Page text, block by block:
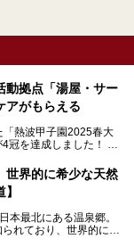
動拠点「湯屋・サー
アがもらえる
熱波甲子園2025春大
冠を達成しました！
ーモン」にて、メンズ
ONE DAY KIT」を数量
配布開始、なくなり次
世界的に希少な天然
本最北にある温泉郷。
れており、世界的にも